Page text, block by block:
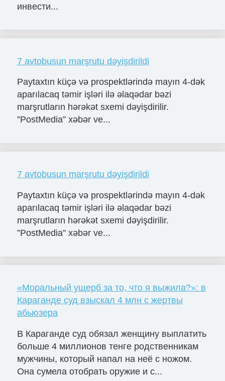
инвести...
7 avtobusun marşrutu dəyişdirildi
Paytaxtın küçə və prospektlərində mayın 4-dək
aparılacaq təmir işləri ilə əlaqədar bəzi
marşrutların hərəkət sxemi dəyişdirilir.
”PostMedia” xəbər ve...
7 avtobusun marşrutu dəyişdirildi
Paytaxtın küçə və prospektlərində mayın 4-dək
aparılacaq təmir işləri ilə əlaqədar bəzi
marşrutların hərəkət sxemi dəyişdirilir.
”PostMedia” xəbər ve...
«Моральный ущерб за то, что я выжила?»: в
Караганде суд взыскал 4 млн с жертвы
абьюзера
В Караганде суд обязал женщину выплатить
больше 4 миллионов тенге родственникам
мужчины, который напал на неё с ножом.
Она сумела отобрать оружие и с...